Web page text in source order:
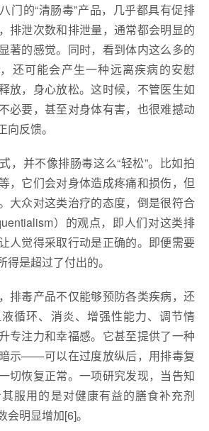
门的“清肠毒”产品，几乎都具有促排
排泄次数和排泄量，通常都会明显的
著的感觉。同时，看到体内这么多的
还可能会产生一种远离疾病的安慰
放，身心放松。这时候，不管医生如
必要，甚至对身体有害，也很难撼动
反馈。
，并不像排肠毒这么“轻松”。比如拍
，它们会对身体造成疼痛和损伤，但
大众对这类治疗的态度，倒是很符合
）的观点，即人们对这类排
人觉得采取行动是正确的。即便需要
是超过了付出的。
排毒产品不仅能够预防各类疾病，还
循环、消炎、增强性能力、调节情
专注力和幸福感。它甚至提供了一种
示——可以在过度放纵后，用排毒复
切恢复正常。一项研究发现，当告知
服用的是对健康有益的膳食补充剂
明显增加[6]。